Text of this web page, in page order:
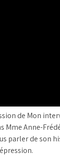
de Mon
Mme Anne-
parler de son